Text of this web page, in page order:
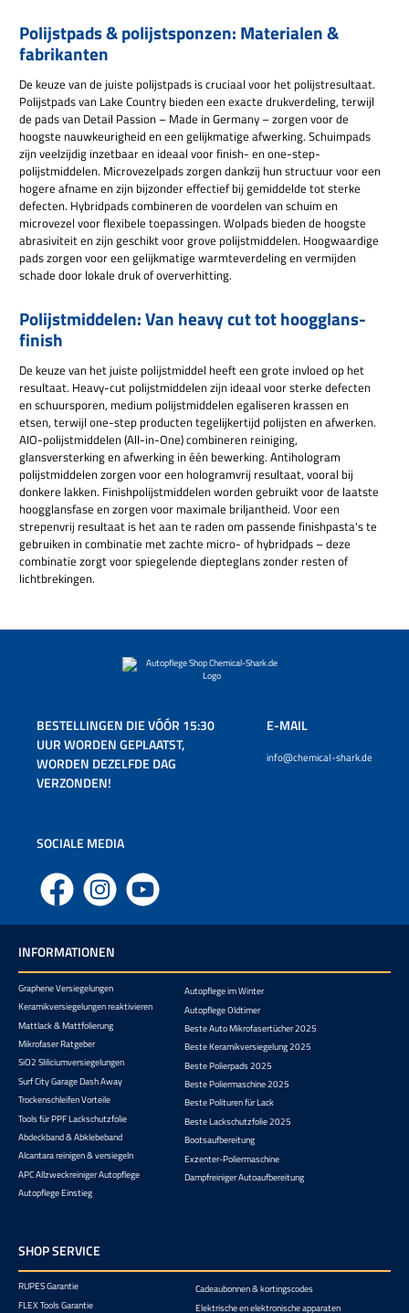
Polijstpads & polijstsponzen: Materialen &
fabrikanten
De keuze van de juiste polijstpads is cruciaal voor het polijstresultaat.
Polijstpads van Lake Country bieden een exacte drukverdeling, terwijl
de pads van Detail Passion – Made in Germany – zorgen voor de
hoogste nauwkeurigheid en een gelijkmatige afwerking. Schuimpads
zijn veelzijdig inzetbaar en ideaal voor finish- en one-step-
polijstmiddelen. Microvezelpads zorgen dankzij hun structuur voor een
hogere afname en zijn bijzonder effectief bij gemiddelde tot sterke
defecten. Hybridpads combineren de voordelen van schuim en
microvezel voor flexibele toepassingen. Wolpads bieden de hoogste
abrasiviteit en zijn geschikt voor grove polijstmiddelen. Hoogwaardige
pads zorgen voor een gelijkmatige warmteverdeling en vermijden
schade door lokale druk of oververhitting.
Polijstmiddelen: Van heavy cut tot hoogglans-
finish
De keuze van het juiste polijstmiddel heeft een grote invloed op het
resultaat. Heavy-cut polijstmiddelen zijn ideaal voor sterke defecten
en schuursporen, medium polijstmiddelen egaliseren krassen en
etsen, terwijl one-step producten tegelijkertijd polijsten en afwerken.
AIO-polijstmiddelen (All-in-One) combineren reiniging,
glansversterking en afwerking in één bewerking. Antihologram
polijstmiddelen zorgen voor een hologramvrij resultaat, vooral bij
donkere lakken. Finishpolijstmiddelen worden gebruikt voor de laatste
hoogglansfase en zorgen voor maximale briljantheid. Voor een
strepenvrij resultaat is het aan te raden om passende finishpasta's te
gebruiken in combinatie met zachte micro- of hybridpads – deze
combinatie zorgt voor spiegelende diepteglans zonder resten of
lichtbrekingen.
BESTELLINGEN DIE VÓÓR 15:30
UUR WORDEN GEPLAATST,
WORDEN DEZELFDE DAG
VERZONDEN!
E-MAIL
info@chemical-shark.de
SOCIALE MEDIA
Facebook Instagram YouTube
INFORMATIONEN
Graphene Versiegelungen
Keramikversiegelungen reaktivieren
Mattlack & Mattfolierung
Mikrofaser Ratgeber
SiO2 Sliliciumversiegelungen
Surf City Garage Dash Away
Trockenschleifen Vorteile
Tools für PPF Lackschutzfolie
Abdeckband & Abklebeband
Alcantara reinigen & versiegeln
APC Allzweckreiniger Autopflege
Autopflege Einstieg
Autopflege im Winter
Autopflege Oldtimer
Beste Auto Mikrofasertücher 2025
Beste Keramikversiegelung 2025
Beste Polierpads 2025
Beste Poliermaschine 2025
Beste Polituren für Lack
Beste Lackschutzfolie 2025
Bootsaufbereitung
Exzenter-Poliermaschine
Dampfreiniger Autoaufbereitung
SHOP SERVICE
RUPES Garantie
FLEX Tools Garantie
Cadeaubonnen & kortingscodes
Elektrische en elektronische apparaten